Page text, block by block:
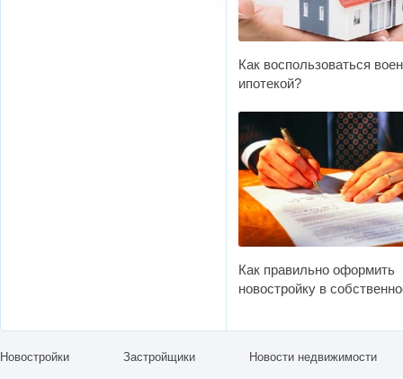
Как воспользоваться
ипотекой?
Как правильно оформить
новостройку в
Новостройки Застройщики Новости недвижимости